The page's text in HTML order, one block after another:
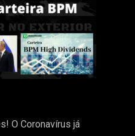
O Coronavírus já